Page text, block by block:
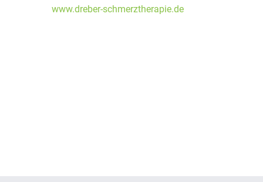
www.dreber-schmerztherapie.de